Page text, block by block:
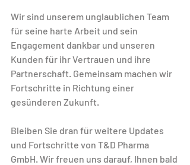
Wir sind unserem unglaublichen Team
für seine harte Arbeit und sein
Engagement dankbar und unseren
Kunden für ihr Vertrauen und ihre
Partnerschaft. Gemeinsam machen wir
Fortschritte in Richtung einer
gesünderen Zukunft.
Bleiben Sie dran für weitere Updates
und Fortschritte von T&D Pharma
GmbH. Wir freuen uns darauf, Ihnen bald